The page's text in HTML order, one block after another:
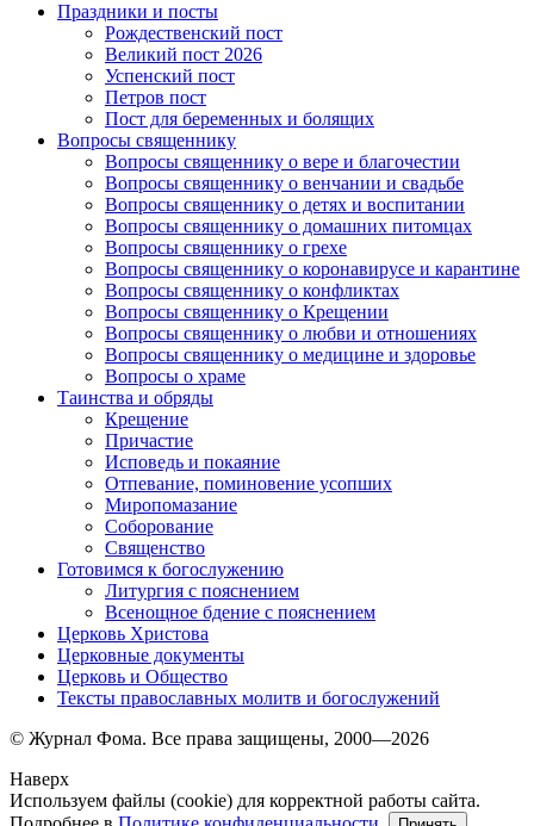
Праздники и посты
Рождественский пост
Великий пост 2026
Успенский пост
Петров пост
Пост для беременных и болящих
Вопросы священнику
Вопросы священнику о вере и благочестии
Вопросы священнику о венчании и свадьбе
Вопросы священнику о детях и воспитании
Вопросы священнику о домашних питомцах
Вопросы священнику о грехе
Вопросы священнику о коронавирусе и карантине
Вопросы священнику о конфликтах
Вопросы священнику о Крещении
Вопросы священнику о любви и отношениях
Вопросы священнику о медицине и здоровье
Вопросы о храме
Таинства и обряды
Крещение
Причастие
Исповедь и покаяние
Отпевание, поминовение усопших
Миропомазание
Соборование
Священство
Готовимся к богослужению
Литургия с пояснением
Всенощное бдение с пояснением
Церковь Христова
Церковные документы
Церковь и Общество
Тексты православных молитв и богослужений
© Журнал Фома. Все права защищены, 2000—2026
Наверх
Используем файлы (cookie) для корректной работы сайта.